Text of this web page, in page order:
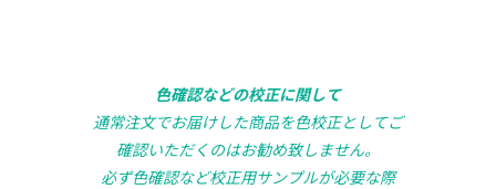
色確認などの校正に関して
通常注文でお届けした商品を色校正としてご
確認いただくのはお勧め致しません。
必ず色確認など校正用サンプルが必要な際